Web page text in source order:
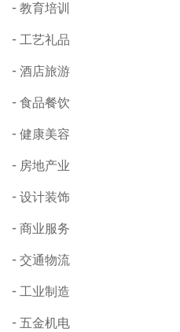
教育培训
工艺礼品
酒店旅游
食品餐饮
健康美容
房地产业
设计装饰
商业服务
交通物流
工业制造
五金机电